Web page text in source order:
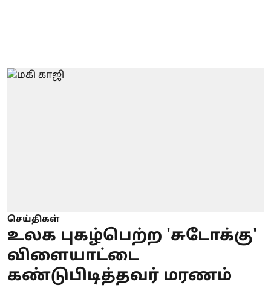
செய்திகள்
உலக புகழ்பெற்ற 'சுடோக்கு'
விளையாட்டை
கண்டுபிடித்தவர் மரணம்